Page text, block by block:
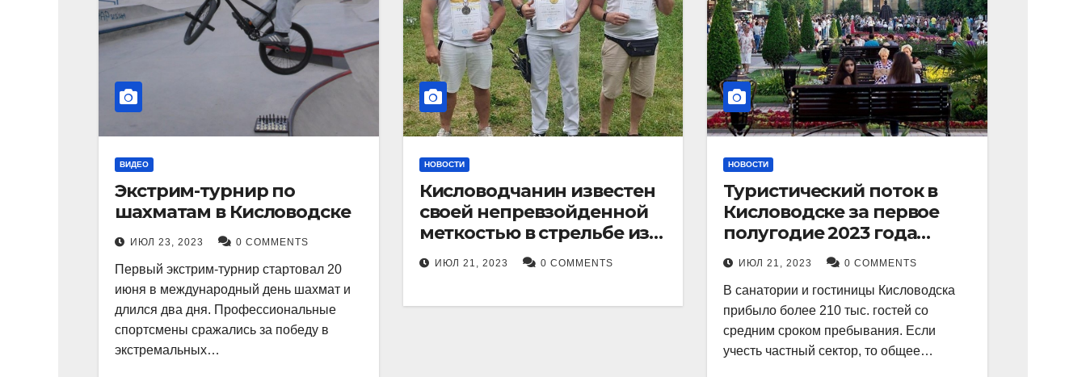
ВИДЕО
Экстрим-турнир по
шахматам в Кисловодске
ИЮЛ 23, 2023 0 COMMENTS
Первый экстрим-турнир стартовал 20
июня в международный день шахмат и
длился два дня. Профессиональные
спортсмены сражались за победу в
экстремальных…
НОВОСТИ
Кисловодчанин известен
своей непревзойденной
меткостью в стрельбе из
лука, и его успехи
прославили его в
ИЮЛ 21, 2023 0 COMMENTS
НОВОСТИ
Туристический поток в
Кисловодске за первое
полугодие 2023 года
показал рекордный рост в
21 процент.
ИЮЛ 21, 2023 0 COMMENTS
В санатории и гостиницы Кисловодска
прибыло более 210 тыс. гостей со
средним сроком пребывания. Если
учесть частный сектор, то общее…